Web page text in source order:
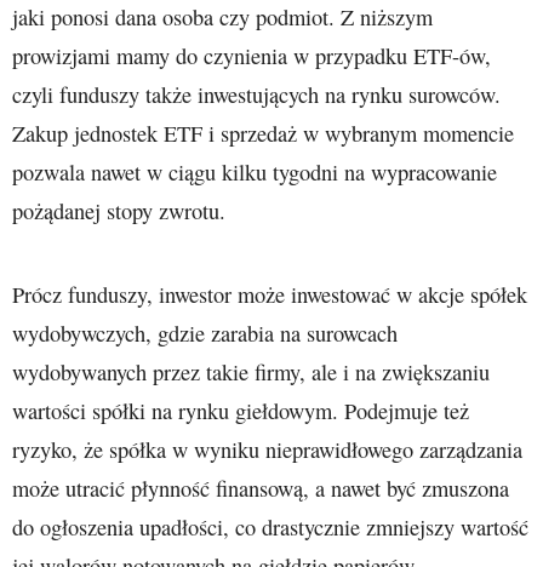
jaki ponosi dana osoba czy podmiot. Z niższym
prowizjami mamy do czynienia w przypadku ETF-ów,
czyli funduszy także inwestujących na rynku surowców.
Zakup jednostek ETF i sprzedaż w wybranym momencie
pozwala nawet w ciągu kilku tygodni na wypracowanie
pożądanej stopy zwrotu.
Prócz funduszy, inwestor może inwestować w akcje spółek
wydobywczych, gdzie zarabia na surowcach
wydobywanych przez takie firmy, ale i na zwiększaniu
wartości spółki na rynku giełdowym. Podejmuje też
ryzyko, że spółka w wyniku nieprawidłowego zarządzania
może utracić płynność finansową, a nawet być zmuszona
do ogłoszenia upadłości, co drastycznie zmniejszy wartość